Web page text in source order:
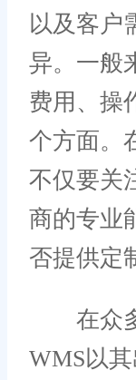
以及客户
异。一般
费用、操
个方面。
不仅要关
商的专业
否提供定
在众多
WMS以